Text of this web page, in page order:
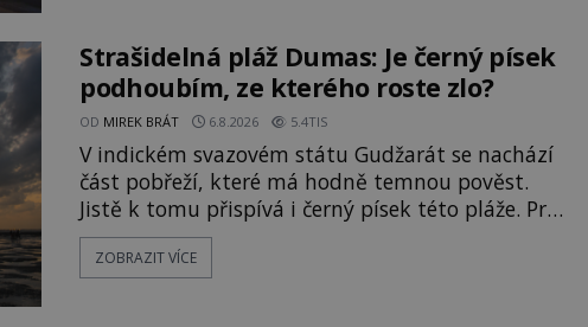
nebo se zde skutečně právě vznáší mimozemská
loď
Strašidelná pláž Dumas: Je černý písek
podhoubím, ze kterého roste zlo?
OD MIREK BRÁT 6.8.2026 5.4TIS
V indickém svazovém státu Gudžarát se nachází
část pobřeží, které má hodně temnou pověst.
Jistě k tomu přispívá i černý písek této pláže. Proč
má pláž takové netypické zbarvení? Nakolik jsou
pravdivé historky, že zde došlo k
ZOBRAZIT VÍCE